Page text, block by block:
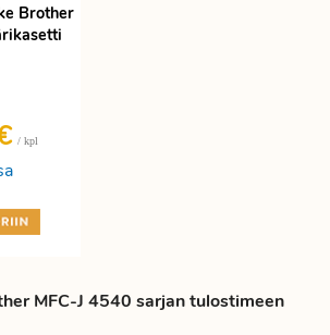
Brother
/ kpl
MFC-J 4540 sarjan tulostimeen